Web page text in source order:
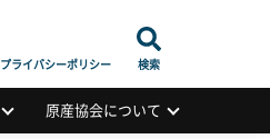
プライバシーポリシー 検索
原産協会について